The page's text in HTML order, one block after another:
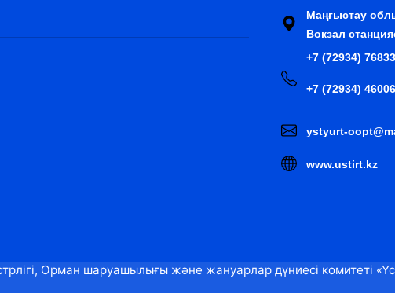
Маңғыстау
Вокзал
+7 (72934) 76833
+7 (72934) 46006
ystyurt-
www.ustirt.kz
Орман шаруашылығы және жануарлар дүниесі комитеті